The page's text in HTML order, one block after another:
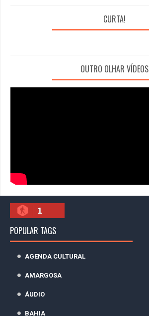
CURTA!
OUTRO OLHAR VÍDEOS
1
POPULAR TAGS
AGENDA CULTURAL
AMARGOSA
ÁUDIO
BAHIA